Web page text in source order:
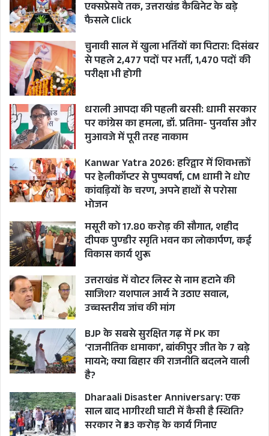
एक्सप्रेसवे तक, उत्तराखंड कैबिनेट के बड़े
फैसले Click
चुनावी साल में खुला भर्तियों का पिटारा: दिसंबर
से पहले 2,477 पदों पर भर्ती, 1,470 पदों की
परीक्षा भी होगी
धराली आपदा की पहली बरसी: धामी सरकार
पर कांग्रेस का हमला, डॉ. प्रतिमा- पुनर्वास और
मुआवजे में पूरी तरह नाकाम
Kanwar Yatra 2026: हरिद्वार में शिवभक्तों
पर हेलीकॉप्टर से पुष्पवर्षा, CM धामी ने धोए
कांवड़ियों के चरण, अपने हाथों से परोसा
भोजन
मसूरी को 17.80 करोड़ की सौगात, शहीद
दीपक पुण्डीर स्मृति भवन का लोकार्पण, कई
विकास कार्य शुरू
उत्तराखंड में वोटर लिस्ट से नाम हटाने की
साजिश? यशपाल आर्य ने उठाए सवाल,
उच्चस्तरीय जांच की मांग
BJP के सबसे सुरक्षित गढ़ में PK का
‘राजनीतिक धमाका’, बांकीपुर जीत के 7 बड़े
मायने; क्या बिहार की राजनीति बदलने वाली
है?
Dharaali Disaster Anniversary: एक
साल बाद भागीरथी घाटी में कैसी है स्थिति?
सरकार ने ₹33 करोड़ के कार्य गिनाए